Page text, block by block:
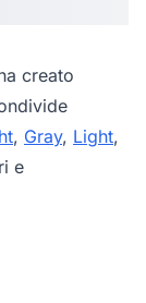
creato
, Gray, Light,
e